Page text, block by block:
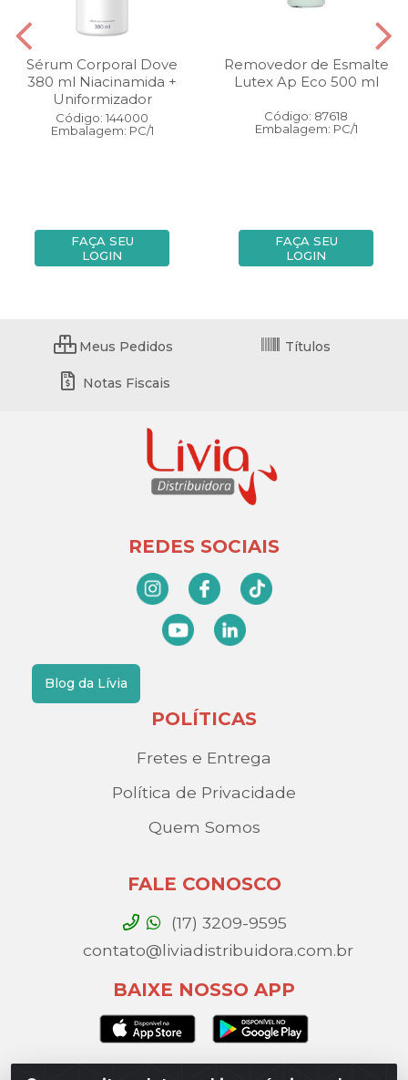
Sérum Corporal Dove
380 ml Niacinamida +
Uniformizador
Código: 144000
Embalagem: PC/1
FAÇA SEU
LOGIN
Removedor de Esmalte
Lutex Ap Eco 500 ml
Código: 87618
Embalagem: PC/1
FAÇA SEU
LOGIN
Meus Pedidos Títulos
Notas Fiscais
REDES SOCIAIS
Blog da Lívia
POLÍTICAS
Fretes e Entrega
Política de Privacidade
Quem Somos
FALE CONOSCO
(17) 3209-9595
contato@liviadistribuidora.com.br
BAIXE NOSSO APP